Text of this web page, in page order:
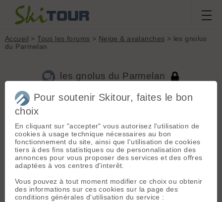
Accueil >Tous les forums > Neige & avalanches > les gnolus
du Parmelan
les gnolus du Parmelan
Nouveau sujet
Voir tous les sujets Chercher Archives
- Le 06/02/2015 16:47
jacques sourribes a dit :
Les gnolus du Parmelan, du fond de leur futal
doivent bien rigoler de tout ce tintouin ourien 🤣
Pour soutenir Skitour, faites le bon
choix
En cliquant sur "accepter" vous autorisez l'utilisation de
cookies à usage technique nécessaires au bon
fonctionnement du site, ainsi que l'utilisation de cookies
tiers à des fins statistiques ou de personnalisation des
annonces pour vous proposer des services et des offres
adaptées à vos centres d'interêt.
Vous pouvez à tout moment modifier ce choix ou obtenir
des informations sur ces cookies sur la page des
conditions générales d'utilisation du service :